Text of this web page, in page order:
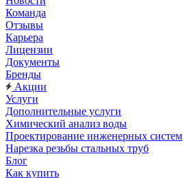
Команда
Отзывы
Карьера
Лицензии
Документы
Бренды
Акции
Услуги
Дополнительные услуги
Химический анализ воды
Проектирование инженерных систем
Нарезка резьбы стальных труб
Блог
Как купить